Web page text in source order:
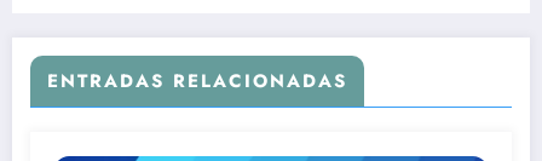
ENTRADAS RELACIONADAS